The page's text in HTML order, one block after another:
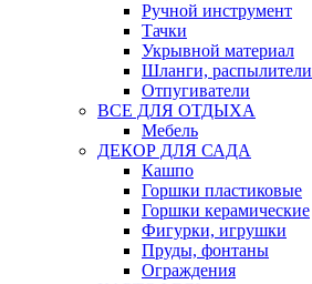
Ручной инструмент
Тачки
Укрывной материал
Шланги, распылители
Отпугиватели
ВСЕ ДЛЯ ОТДЫХА
Мебель
ДЕКОР ДЛЯ САДА
Кашпо
Горшки пластиковые
Горшки керамические
Фигурки, игрушки
Пруды, фонтаны
Ограждения